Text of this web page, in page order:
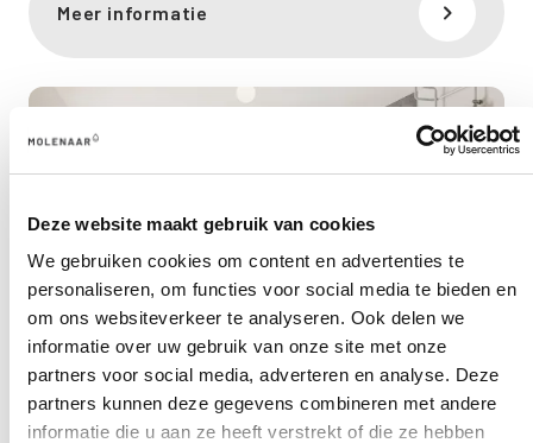
Deze website maakt gebruik van cookies
We gebruiken cookies om content en advertenties te
personaliseren, om functies voor social media te bieden en
om ons websiteverkeer te analyseren. Ook delen we
informatie over uw gebruik van onze site met onze
partners voor social media, adverteren en analyse. Deze
partners kunnen deze gegevens combineren met andere
informatie die u aan ze heeft verstrekt of die ze hebben
Meer informatie